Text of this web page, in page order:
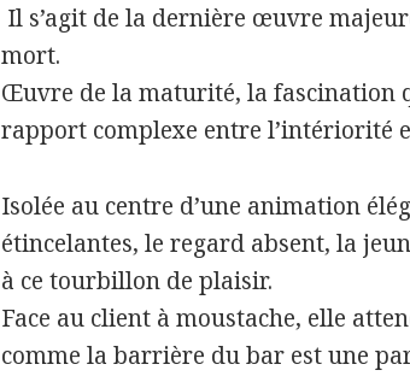
Il s’agit de la dernière œuvre
mort.
Œuvre de la maturité, la fascination
rapport complexe entre l’intériorité
Isolée au centre d’une animation
étincelantes, le regard absent, la
à ce tourbillon de plaisir.
Face au client à moustache, elle
comme la barrière du bar est une